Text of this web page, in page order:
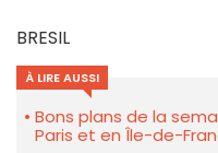
BRESIL
À LIRE AUSSI
Bons plans de la
Paris et en Île-de-